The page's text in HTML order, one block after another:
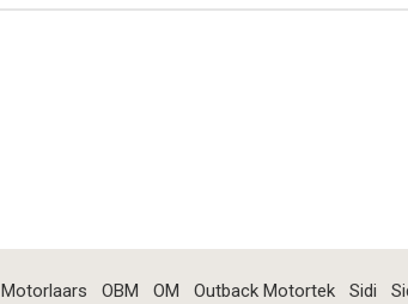
Motorlaars OBM OM Outback Motortek Sidi